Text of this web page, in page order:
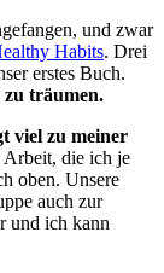
und zwar
Habits. Drei
erstes Buch.
zu träumen.
viel zu meiner
Arbeit, die ich je
oben. Unsere
auch zur
und ich kann